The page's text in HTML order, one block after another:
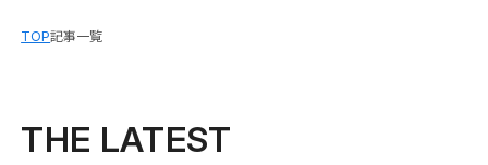
TOP記事一覧
THE LATEST